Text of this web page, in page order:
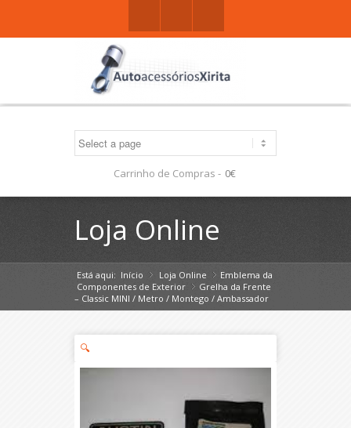
Carrinho de Compras - 0€
Loja Online
Está aqui: Início »
Loja Online
»
Componentes de Exterior
»
Emblema da
Grelha da Frente
– Classic MINI / Metro / Montego / Ambassador
🔍